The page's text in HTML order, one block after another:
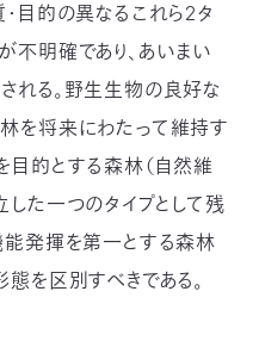
目的の異なるこれら2タ
不明確であり、あいまい
れる。野生生物の良好な
を将来にわたって維持す
目的とする森林（自然維
た一つのタイプとして残
能発揮を第一とする森林
を区別すべきである。